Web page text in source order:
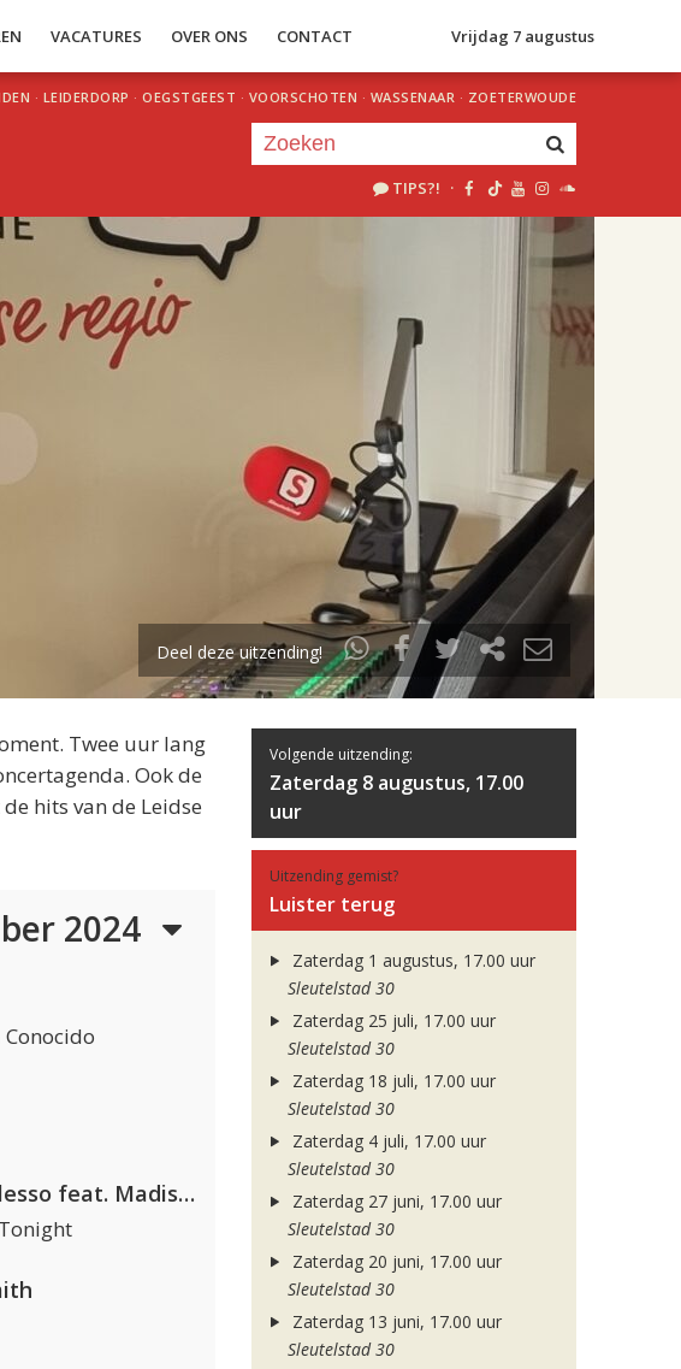
VACATURES OVER ONS CONTACT Vrijdag 7 augustus
· LEIDERDORP · OEGSTGEEST · VOORSCHOTEN · WASSENAAR · ZOETERWOUDE
TIPS?! ·
uur 1 van 2
Volgend uur
Deel deze uitzending!
Twee uur lang
Ook de
hits van de Leidse
2024
David Guetta & Alesso feat. Madison Love
Volgende uitzending:
Zaterdag 8 augustus, 17.00
uur
Uitzending gemist?
Luister terug
Zaterdag 1 augustus, 17.00 uur
Sleutelstad 30
Zaterdag 25 juli, 17.00 uur
Sleutelstad 30
Zaterdag 18 juli, 17.00 uur
Sleutelstad 30
Zaterdag 4 juli, 17.00 uur
Sleutelstad 30
Zaterdag 27 juni, 17.00 uur
Sleutelstad 30
Zaterdag 20 juni, 17.00 uur
Sleutelstad 30
Zaterdag 13 juni, 17.00 uur
Sleutelstad 30